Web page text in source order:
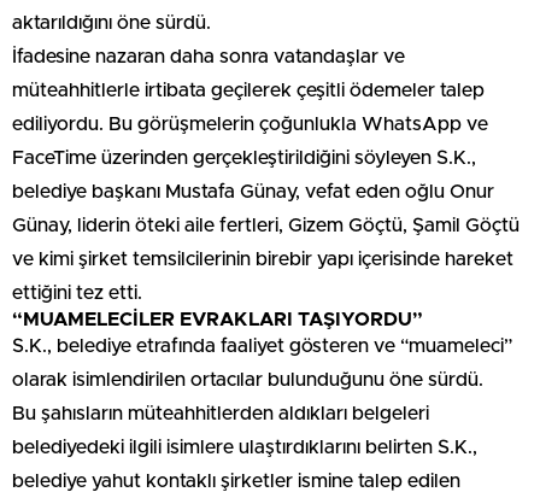
aktarıldığını öne sürdü.
İfadesine nazaran daha sonra vatandaşlar ve
müteahhitlerle irtibata geçilerek çeşitli ödemeler talep
ediliyordu. Bu görüşmelerin çoğunlukla WhatsApp ve
FaceTime üzerinden gerçekleştirildiğini söyleyen S.K.,
belediye başkanı Mustafa Günay, vefat eden oğlu Onur
Günay, liderin öteki aile fertleri, Gizem Göçtü, Şamil Göçtü
ve kimi şirket temsilcilerinin birebir yapı içerisinde hareket
ettiğini tez etti.
“MUAMELECİLER EVRAKLARI TAŞIYORDU”
S.K., belediye etrafında faaliyet gösteren ve “muameleci”
olarak isimlendirilen ortacılar bulunduğunu öne sürdü.
Bu şahısların müteahhitlerden aldıkları belgeleri
belediyedeki ilgili isimlere ulaştırdıklarını belirten S.K.,
belediye yahut kontaklı şirketler ismine talep edilen